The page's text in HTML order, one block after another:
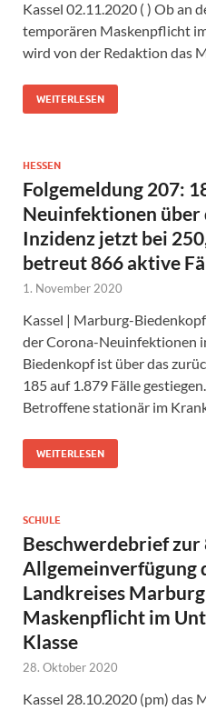
Kassel 02.11.2020 ( ) Ob an
temporären Maskenpflicht
wird von der Redaktion das
WEITERLESEN
HESSEN
Folgemeldung 207:
Neuinfektionen über
Inzidenz jetzt bei
betreut 866 aktive
1. November 2020
Kassel | Marburg-
der Corona-Neuinfektionen
Biedenkopf ist über das
185 auf 1.879 Fälle
Betroffene stationär im
WEITERLESEN
SCHULE
Beschwerdebrief zur
Allgemeinverfügung
Landkreises
Maskenpflicht im
Klasse
28. Oktober 2020
Kassel 28.10.2020 (pm) das